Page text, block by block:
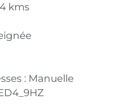
kms
: Manuelle